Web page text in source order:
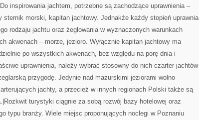
inspirowania jachtem, potrzebne są zachodzące uprawnienia –
sternik morski, kapitan jachtowy. Jednakże każdy stopień uprawnia
rodzaju jachtu oraz żeglowania w wyznaczonych warunkach
akwenach – morze, jezioro. Wyłącznie kapitan jachtowy ma
po wszystkich akwenach, bez względu na porę dnia i
uprawnienia, należy wybrać stosowny do nich czarter jachtów
przygodę. Jedynie nad mazurskimi jeziorami wolno
jachty, a przecież w innych regionach Polski także są
turystyki ciągnie za sobą rozwój bazy hotelowej oraz
typu branży. Wiele miejsc proponujących noclegi w Poznaniu